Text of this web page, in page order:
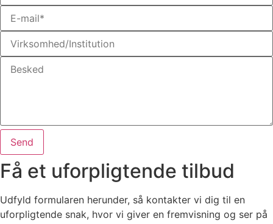
Send
Få et uforpligtende tilbud
Udfyld formularen herunder, så kontakter vi dig til en
uforpligtende snak, hvor vi giver en fremvisning og ser på